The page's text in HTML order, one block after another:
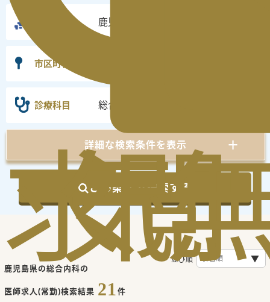
求
気
閲
鹿児島県
市区町村
診療科目 総合内科
詳細な検索条件を表示
この条件で検索する
鹿児島県の総合内科の
医師求人(常勤)検索結果 21件
並び順